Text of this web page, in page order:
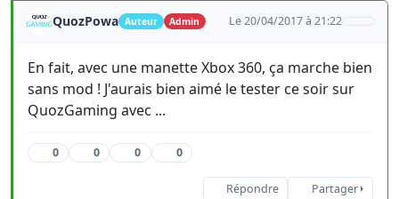
QuozPowa Auteur Admin Le 20/04/2017 à 21:22
En fait, avec une manette Xbox 360, ça marche bien
sans mod ! J'aurais bien aimé le tester ce soir sur
QuozGaming avec ...
0 0 0 0
Répondre Partager